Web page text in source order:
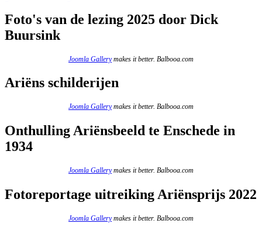
Foto's van de lezing 2025 door Dick
Buursink
Joomla Gallerymakes it better. Balbooa.com
Ariëns schilderijen
Joomla Gallerymakes it better. Balbooa.com
Onthulling Ariënsbeeld te Enschede in
1934
Joomla Gallerymakes it better. Balbooa.com
Fotoreportage uitreiking Ariënsprijs 2022
Joomla Gallerymakes it better. Balbooa.com